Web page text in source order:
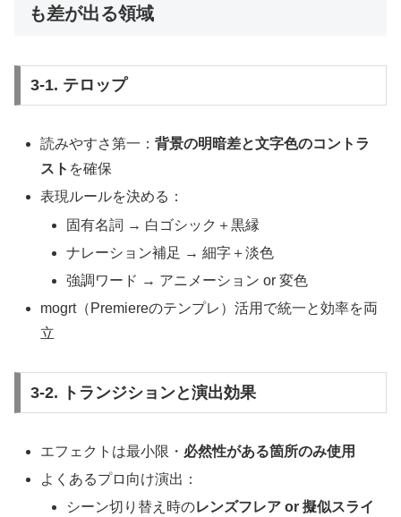
も差が出る領域
3-1. テロップ
読みやすさ第一：背景の明暗差と文字色のコントラ
スト を確保
表現ルールを決める：
固有名詞 → 白ゴシック＋黒縁
ナレーション補足 → 細字＋淡色
強調ワード → アニメーション or 変色
mogrt（Premiereのテンプレ）活用で統一と効率を両
立
3-2. トランジションと演出効果
エフェクトは最小限・ 必然性がある箇所のみ使用
よくあるプロ向け演出：
シーン切り替え時のレンズフレア or 擬似スライ